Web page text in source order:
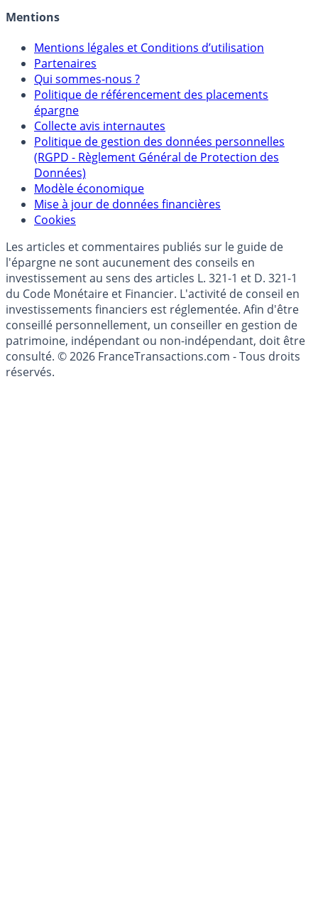
Crédit immobilier
Mentions
Mentions légales et Conditions d’utilisation
Partenaires
Qui sommes-nous ?
Politique de référencement des placements
épargne
Collecte avis internautes
Politique de gestion des données personnelles
(RGPD - Règlement Général de Protection des
Données)
Modèle économique
Cookies
Les articles et commentaires publiés sur le guide de
l'épargne ne sont aucunement des conseils en
investissement au sens des articles L. 321-1 et D. 321-1
du Code Monétaire et Financier. L'activité de conseil en
investissements financiers est réglementée. Afin d'être
conseillé personnellement, un conseiller en gestion de
patrimoine, indépendant ou non-indépendant, doit être